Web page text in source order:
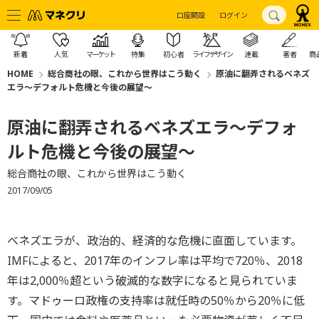
口座開設 ログイン
新着 人気 マーケット 特集 初心者 ライフデザイン 連載 著者 商
HOME 総合商社の眼、これから世界はこう動く
原油に翻弄されるベネズ
エラ～デフォルト危機と今後の展望～
原油に翻弄されるベネズエラ～デフォ
ルト危機と今後の展望～
総合商社の眼、これから世界はこう動く
2017/09/05
ベネズエラが、政治的、経済的な危機に直面しています。
IMFによると、2017年のインフレ率は平均で720％、2018
年は2,000％超という破滅的な数字になると見られていま
す。マドゥーロ政権の支持率は就任時の50％から20％に低